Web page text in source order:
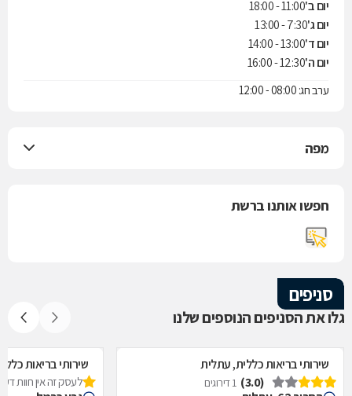
יום ב'11:00 - 18:00
יום ג'7:30 - 13:00
יום ד'13:00 - 14:00
יום ה'12:30 - 16:00
ערב חג: 08:00 - 12:00
מפה
חפשו אותנו ברשת
סניפים
גלו את הסניפים הנוספים שלנו
שירותי בריאות כללית, עתלית
(3.0)
1 דירוגים
שירותי בריאות
לעסק זה אין חוות